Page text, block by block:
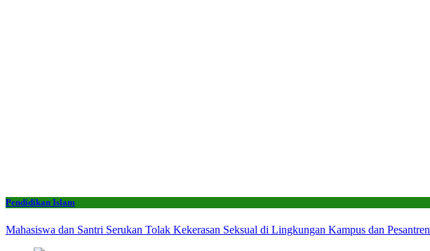
Pendidikan Islam
Mahasiswa dan Santri Serukan Tolak Kekerasan Seksual di Lingkungan Kampus dan Pesantren